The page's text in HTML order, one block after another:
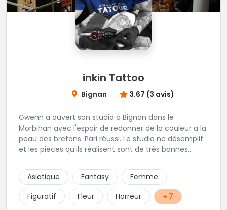
inkin Tattoo
Bignan 3.67 (3 avis)
Gwenn a ouvert son studio à Bignan dans le
Morbihan avec l'espoir de redonner de la couleur a la
peau des bretons. Pari réussi. Le studio ne désemplit
et les pièces qu'ils réalisent sont de très bonnes
tout type de projet, son style est éclectique et vous
serez bien réussi par le tatoueur en personne.
Asiatique Fantasy
Femme
Figuratif
Fleur Horreur + 7